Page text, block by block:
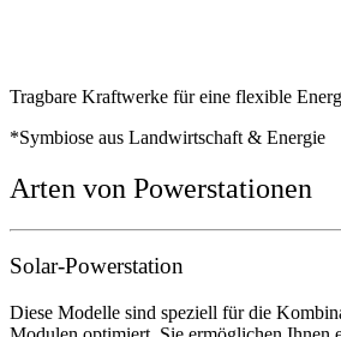
Tragbare Kraftwerke für eine flexible
*Symbiose aus Landwirtschaft & Energie
Arten von Powerstationen
Solar-Powerstation
Diese Modelle sind speziell für die